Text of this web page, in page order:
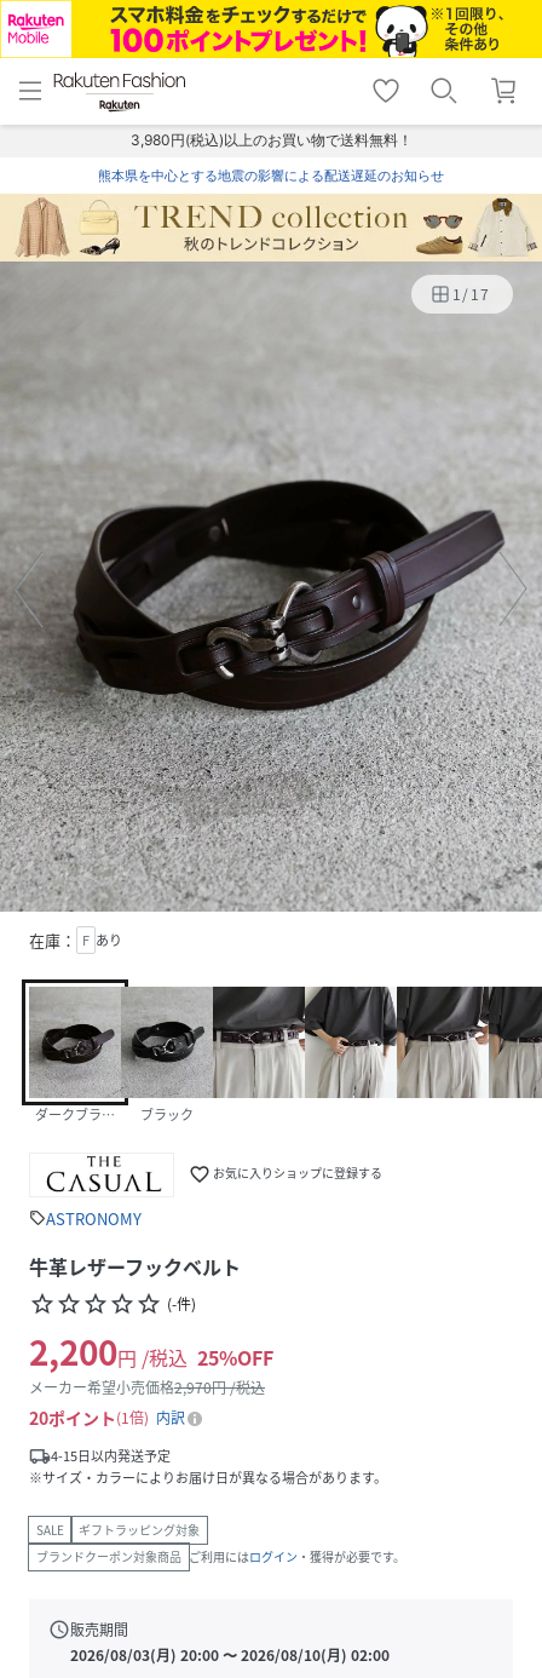
menu home
トップ
shopping_cart lock_outline
ログイン
3,980円(税込)以上のお買い物で送料無料！
熊本県を中心とする地震の影響による配送遅延のお知らせ
1/17
在庫： F あり
ダークブラウン ブラック
favorite_border お気に入りショップに登録する
sellASTRONOMY
牛革レザーフックベルト
star_borderstar_borderstar_borderstar_borderstar_border (-件)
2,200円 /税込 25%OFF
メーカー希望小売価格2,970円 /税込
20ポイント 1倍
内訳
local_shipping4-15日以内発送予定
※サイズ・カラーによりお届け日が異なる場合があります。
SALE
ギフトラッピング対象
ブランドクーポン対象商品 ご利用にはログイン ・獲得が必要です。
schedule販売期間
2026/08/03(月) 20:00〜2026/08/10(月) 02:00